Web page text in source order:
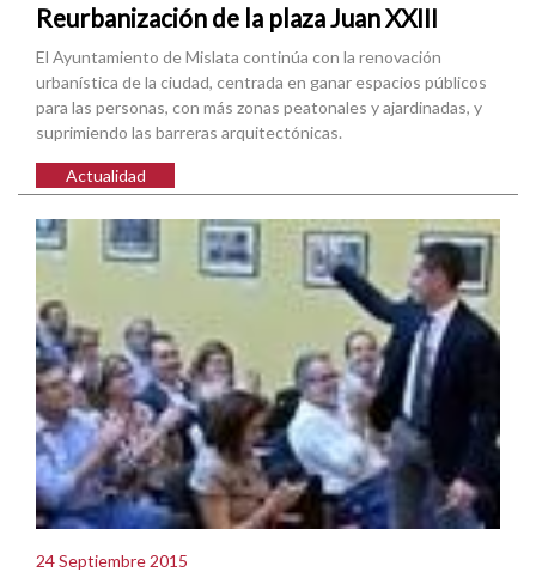
Reurbanización de la plaza Juan XXIII
El Ayuntamiento de Mislata continúa con la renovación
urbanística de la ciudad, centrada en ganar espacios públicos
para las personas, con más zonas peatonales y ajardinadas, y
suprimiendo las barreras arquitectónicas.
Actualidad
24 Septiembre 2015